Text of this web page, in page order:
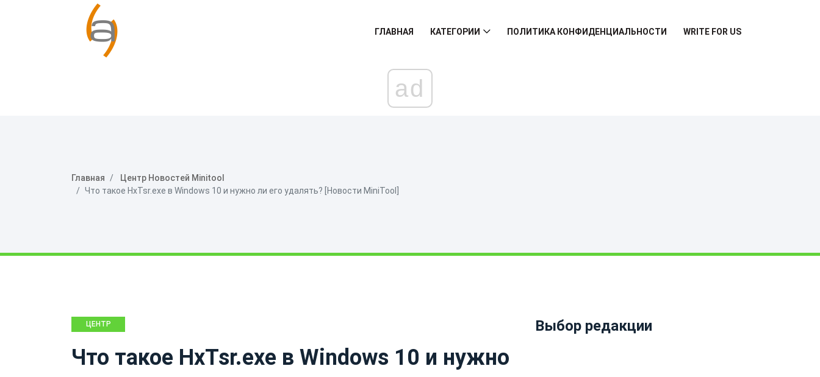
ГЛАВНАЯ КАТЕГОРИИ ПОЛИТИКА КОНФИДЕНЦИАЛЬНОСТИ WRITE FOR US
ad
Главная
Центр Новостей Minitool
Что такое HxTsr.exe в Windows 10 и нужно ли его удалять? [Новости MiniTool]
ЦЕНТР
MINITOOL
Что такое HxTsr.exe в Windows 10 и нужно
Выбор редакции